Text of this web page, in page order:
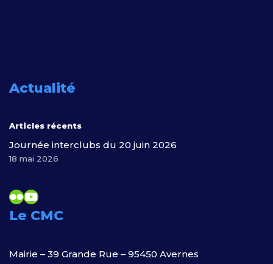
Actualité
Articles récents
Journée interclubs du 20 juin 2026
18 mai 2026
Le CMC
Mairie – 39 Grande Rue – 95450 Avernes